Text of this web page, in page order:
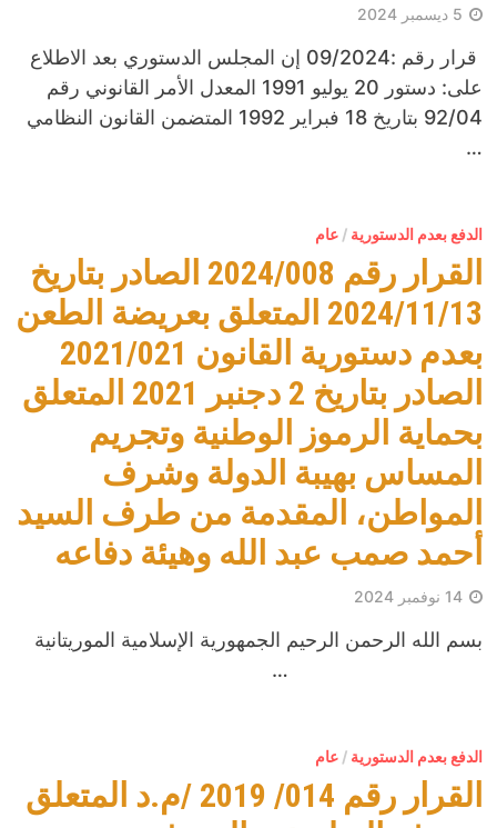
5 ديسمبر 2024
قرار رقم :09/2024 إن المجلس الدستوري بعد الاطلاع
على: دستور 20 يوليو 1991 المعدل الأمر القانوني رقم
92/04 بتاريخ 18 فبراير 1992 المتضمن القانون النظامي
…
الدفع بعدم الدستورية /عام
القرار رقم 2024/008 الصادر بتاريخ
2024/11/13 المتعلق بعريضة الطعن
بعدم دستورية القانون 2021/021
الصادر بتاريخ 2 دجنبر 2021 المتعلق
بحماية الرموز الوطنية وتجريم
المساس بهيبة الدولة وشرف
المواطن، المقدمة من طرف السيد
أحمد صمب عبد الله وهيئة دفاعه
14 نوفمبر 2024
بسم الله الرحمن الرحيم الجمهورية الإسلامية الموريتانية
…
الدفع بعدم الدستورية /عام
القرار رقم 014/ 2019 /م.د المتعلق